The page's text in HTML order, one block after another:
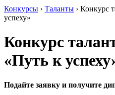
Конкурсы › Таланты › Конкурс
успеху»
Конкурс
«Путь к
Подайте заявку и получите